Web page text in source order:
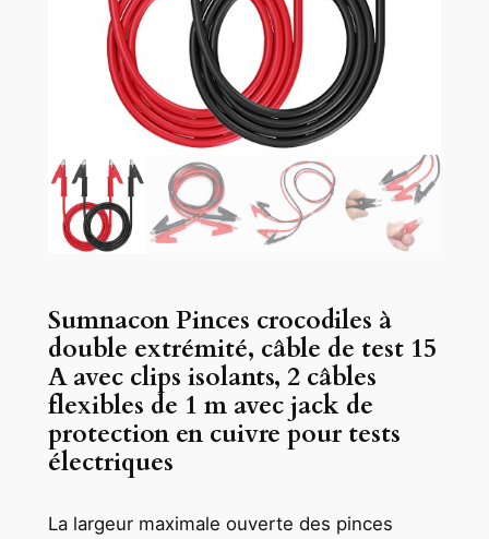
Sumnacon Pinces crocodiles à
double extrémité, câble de test 15
A avec clips isolants, 2 câbles
flexibles de 1 m avec jack de
protection en cuivre pour tests
électriques
La largeur maximale ouverte des pinces